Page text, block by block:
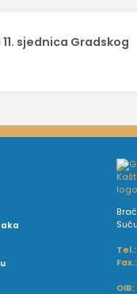
sjednica Gradskog
Tel.:
Fax.:
OIB: